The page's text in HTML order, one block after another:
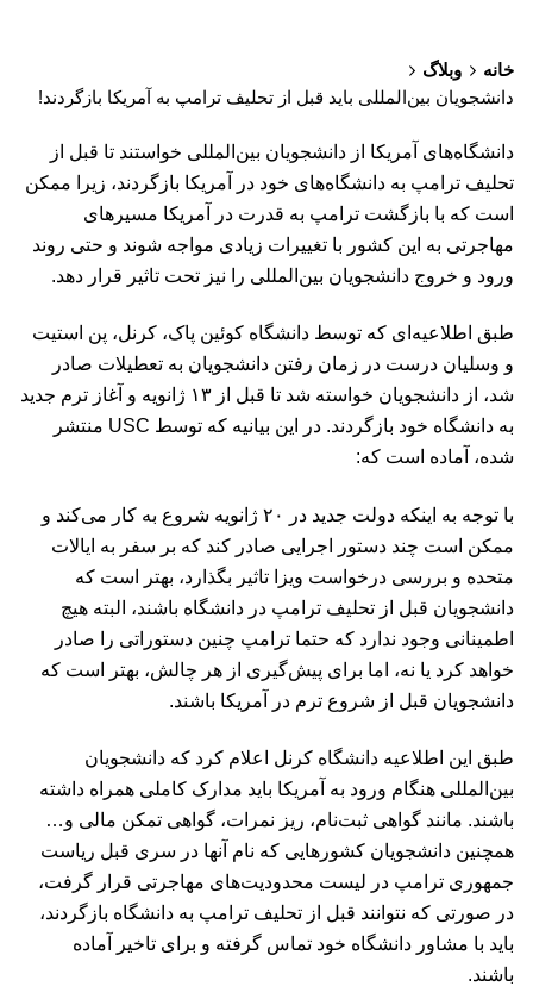
خانه
وبلاگ
دانشجویان بین‌المللی باید قبل از تحلیف ترامپ به آمریکا بازگردند!
دانشگاه‌های آمریکا از دانشجویان بین‌المللی خواستند تا قبل از
تحلیف ترامپ به دانشگاه‌های خود در آمریکا بازگردند، زیرا ممکن
است که با بازگشت ترامپ به قدرت در آمریکا مسیرهای
مهاجرتی به این کشور با تغییرات زیادی مواجه شوند و حتی روند
ورود و خروج دانشجویان بین‌المللی را نیز تحت تاثیر قرار دهد.
طبق اطلاعیه‌ای که توسط دانشگاه کوئین پاک، کرنل، پن استیت
و وسلیان درست در زمان رفتن دانشجویان به تعطیلات صادر
شد، از دانشجویان خواسته شد تا قبل از ۱۳ ژانویه و آغاز ترم جدید
به دانشگاه خود بازگردند. در این بیانیه که توسط USC منتشر
شده، آماده است که:
با توجه به اینکه دولت جدید در ۲۰ ژانویه شروع به کار می‌کند و
ممکن است چند دستور اجرایی صادر کند که بر سفر به ایالات
متحده و بررسی درخواست ویزا تاثیر بگذارد، بهتر است که
دانشجویان قبل از تحلیف ترامپ در دانشگاه باشند، البته هیچ
اطمینانی وجود ندارد که حتما ترامپ چنین دستوراتی را صادر
خواهد کرد یا نه، اما برای پیش‌گیری از هر چالش، بهتر است که
دانشجویان قبل از شروع ترم در آمریکا باشند.
طبق این اطلاعیه دانشگاه کرنل اعلام کرد که دانشجویان
بین‌المللی هنگام ورود به آمریکا باید مدارک کاملی همراه داشته
باشند. مانند گواهی ثبت‌نام، ریز نمرات، گواهی تمکن مالی و…
همچنین دانشجویان کشورهایی که نام آنها در سری قبل ریاست
جمهوری ترامپ در لیست محدودیت‌های مهاجرتی قرار گرفت،
در صورتی که نتوانند قبل از تحلیف ترامپ به دانشگاه بازگردند،
باید با مشاور دانشگاه خود تماس گرفته و برای تاخیر آماده
باشند.